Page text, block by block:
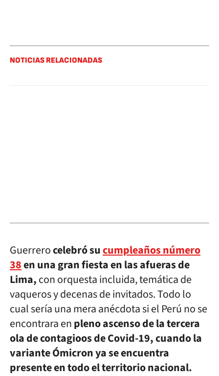
NOTICIAS RELACIONADAS
Guerrerocelebró sucumpleaños número
38en una gran fiesta en las afueras de
Lima,con orquesta incluida, temática de
vaqueros y decenas de invitados. Todo lo
cual sería una mera anécdota si el Perú no se
encontrara enpleno ascenso de la tercera
ola de contagioos de Covid-19, cuando la
variante Ómicron ya se encuentra
presente en todo el territorio nacional.